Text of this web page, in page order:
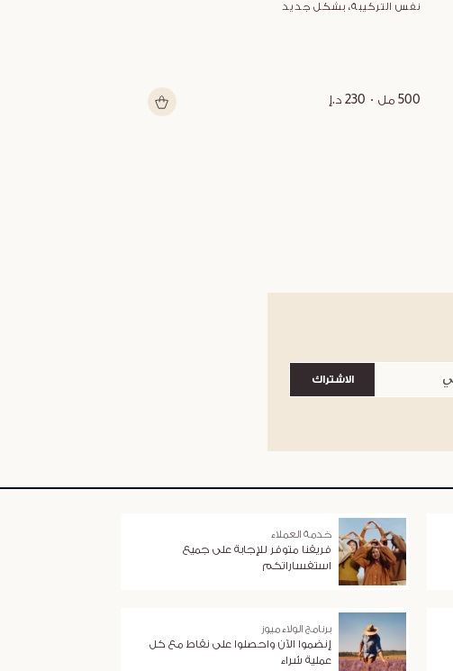
نفس التركيبة، بشكل جديد
500 مل 230 د.إ
الاشتراك
خدمة العملاء
فريقنا متوفر للإجابة على جميع
استفساراتكم
برنامج الولاء ميوز
إنضموا الآن واحصلوا على نقاط مع كل
عملية شراء